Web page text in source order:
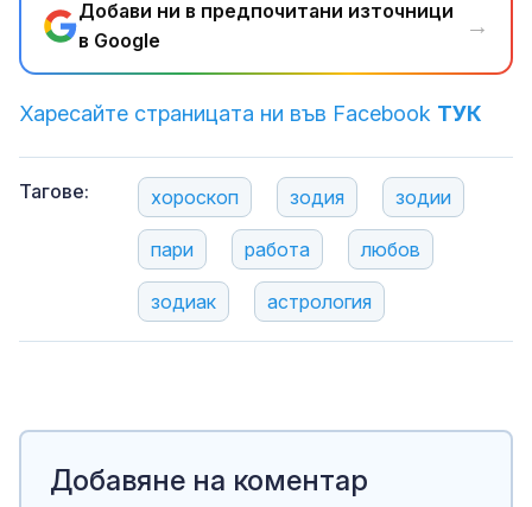
Добави ни в предпочитани източници
в Google
→
Харесайте страницата ни във Facebook ТУК
Тагове: хороскоп зодия зодии
пари работа любов
зодиак астрология
Добавяне на коментар